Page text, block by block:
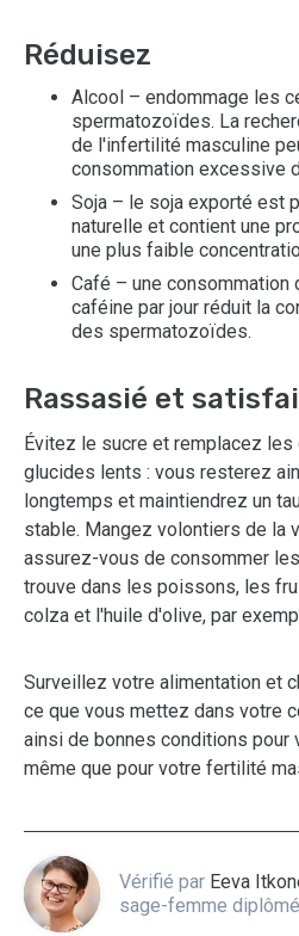
Réduisez
Alcool – endommage les
spermatozoïdes. La
de l'infertilité masculine
consommation excessive
Soja – le soja exporté est
naturelle et contient une
une plus faible
Café – une consommation
caféine par jour réduit la
des spermatozoïdes.
Rassasié et
Évitez le sucre et remplacez
glucides lents : vous resterez
longtemps et maintiendrez un
stable. Mangez volontiers de la
assurez-vous de consommer
trouve dans les poissons, les
colza et l'huile d'olive, par
Surveillez votre alimentation et
ce que vous mettez dans votre
ainsi de bonnes conditions
même que pour votre fertilité
Vérifié par Eeva
sage-femme